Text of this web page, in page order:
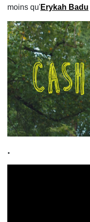
moins qu'Erykah Badu
.